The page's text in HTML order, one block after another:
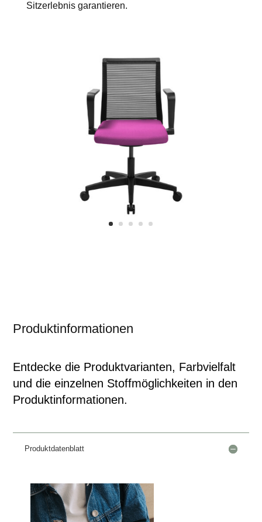
Sitzerlebnis garantieren.
Produktinformationen
Entdecke die Produktvarianten, Farbvielfalt
und die einzelnen Stoffmöglichkeiten in den
Produktinformationen.
Produktdatenblatt